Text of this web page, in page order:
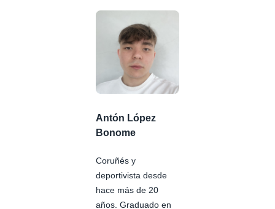
Antón López
Bonome
Coruñés y
deportivista desde
hace más de 20
años. Graduado en